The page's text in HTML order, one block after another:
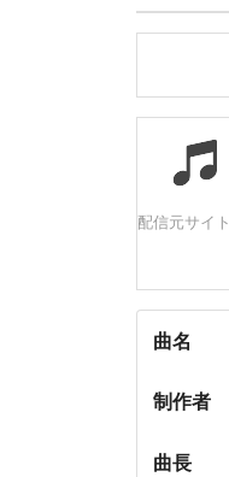
配信元サイト
曲名
制作者
曲長